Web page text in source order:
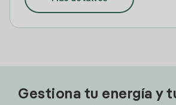
Gestiona tu energía y